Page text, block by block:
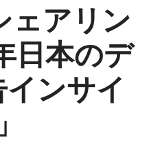
ェアリン
日本のデ
ンサイ